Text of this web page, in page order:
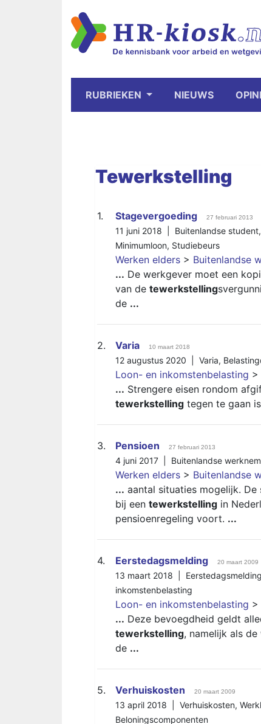
RUBRIEKEN NIEUWS
Tewerkstelling
1. Stagevergoeding 27 februari 2013
11 juni 2018 | Buitenlandse student,
Minimumloon, Studiebeurs
Werken elders > Buitenlandse
... De werkgever moet een
van de tewerkstelling
de ...
2. Varia 10 maart 2018
12 augustus 2020 | Varia,
Loon- en inkomstenbelasting >
... Strengere eisen rondom
tewerkstelling tegen te gaan
3. Pensioen 27 februari 2013
4 juni 2017 | Buitenlandse
Werken elders > Buitenlandse
... aantal situaties mogelijk.
bij een tewerkstelling in
pensioenregeling voort. ...
4. Eerstedagsmelding 20 maart 2009
13 maart 2018 | Eerstedagsmelding
inkomstenbelasting
Loon- en inkomstenbelasting >
... Deze bevoegdheid geldt
tewerkstelling, namelijk als
de ...
5. Verhuiskosten 20 maart 2009
13 april 2018 | Verhuiskosten,
Beloningscomponenten